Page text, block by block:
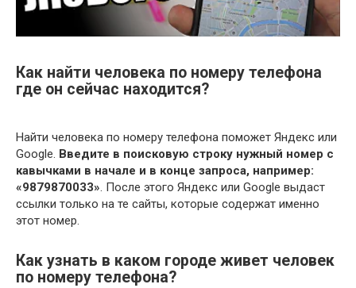
Как найти человека по номеру телефона
где он сейчас находится?
Найти человека по номеру телефона поможет Яндекс или
Google. Введите в поисковую строку нужный номер с
кавычками в начале и в конце запроса, например:
«9879870033». После этого Яндекс или Google выдаст
ссылки только на те сайты, которые содержат именно
этот номер.
Как узнать в каком городе живет человек
по номеру телефона?